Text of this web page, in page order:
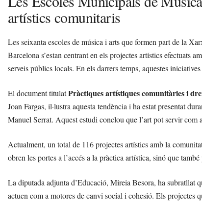
artístics comunitaris
Les seixanta escoles de música i arts que formen part de la
Barcelona s’estan centrant en els projectes artístics efectuats
serveis públics locals. En els darrers temps, aquestes
El document titulatPràctiques artístiques comunitàries i
Joan Fargas, il·lustra aquesta tendència i ha estat presentat
Manuel Serrat. Aquest estudi conclou que l’art pot servir
Actualment, un total de 116 projectes artístics amb la
obren les portes a l’accés a la pràctica artística, sinó que
La diputada adjunta d’Educació, Mireia Besora, ha subratllat
actuen com a motores de canvi social i cohesió. Els projectes